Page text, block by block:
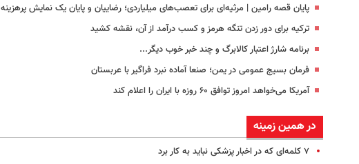
پایان قصه رامین | مرثیه‌ای برای تعصب‌های میلیاردی؛ رضاییان و پایان یک نمایش پرهزینه
ترکیه برای دور زدن تنگه هرمز و کسب درآمد از آن، نقشه کشید
برنامه شارژ اعتبار کالابرگ و چند خبر خوب دیگر...
فرمان بسیج عمومی در یمن؛ صنعا آماده نبرد فراگیر با عربستان
آمریکا می‌خواهد امروز توافق ۶۰ روزه با ایران را اعلام کند
در همین زمینه
۷ کلمه‌ای که در اخبار پزشکی نباید به کار برد